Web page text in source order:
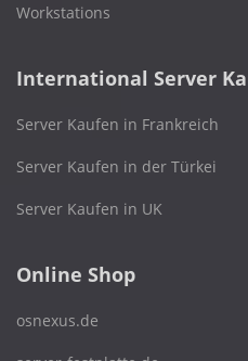
Workstations
International Server
Server Kaufen in Frankreich
Server Kaufen in der Türkei
Server Kaufen in UK
Online Shop
osnexus.de